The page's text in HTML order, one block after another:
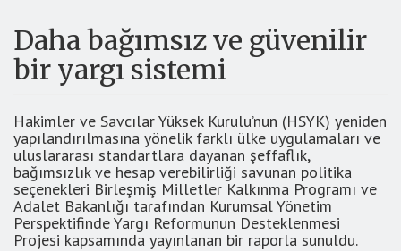
Daha bağımsız ve güvenilir
bir yargı sistemi
Hakimler ve Savcılar Yüksek Kurulu’nun (HSYK) yeniden
yapılandırılmasına yönelik farklı ülke uygulamaları ve
uluslararası standartlara dayanan şeffaflık,
bağımsızlık ve hesap verebilirliği savunan politika
seçenekleri Birleşmiş Milletler Kalkınma Programı ve
Adalet Bakanlığı tarafından Kurumsal Yönetim
Perspektifinde Yargı Reformunun Desteklenmesi
Projesi kapsamında yayınlanan bir raporla sunuldu.